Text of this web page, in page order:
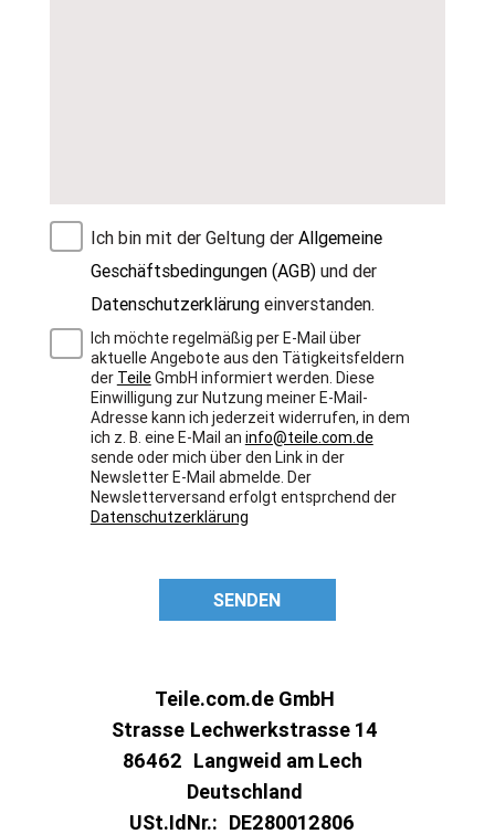
Ich bin mit der Geltung der Allgemeine
Geschäftsbedingungen (AGB)und der
Datenschutzerklärungeinverstanden.
Ich möchte regelmäßig per E-Mail über
aktuelle Angebote aus den Tätigkeitsfeldern
der TeileGmbH informiert werden. Diese
Einwilligung zur Nutzung meiner E-Mail-
Adresse kann ich jederzeit widerrufen, in dem
ich z. B. eine E-Mail an info@teile.com.de
sende oder mich über den Link in der
Newsletter E-Mail abmelde. Der
Newsletterversand erfolgt entsprchend der
Datenschutzerklärung
SENDEN
Teile.com.de GmbH
Strasse Lechwerkstrasse 14
86462 Langweid am Lech
Deutschland
USt.IdNr.: DE280012806